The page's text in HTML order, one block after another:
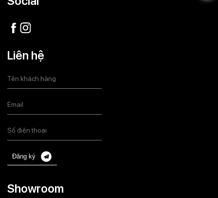
Showroom
Liên hệ
Đăng ký